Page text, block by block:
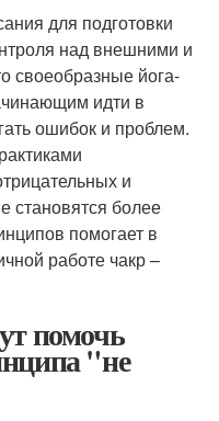
для подготовки
над внешними и
своеобразные йога-
идти в
ошибок и проблем.
и
становятся более
помогает в
работе чакр –
помочь
"не